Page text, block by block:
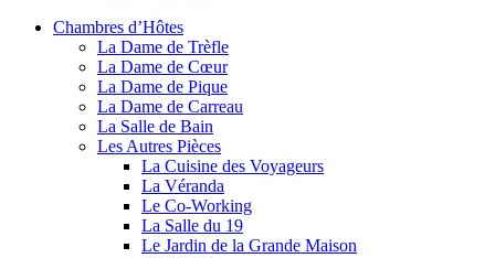
Chambres d’Hôtes
La Dame de Trèfle
La Dame de Cœur
La Dame de Pique
La Dame de Carreau
La Salle de Bain
Les Autres Pièces
La Cuisine des Voyageurs
La Véranda
Le Co-Working
La Salle du 19
Le Jardin de la Grande Maison